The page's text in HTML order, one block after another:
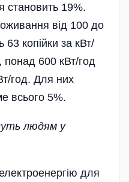
становить 19%.
від 100 до
63 копійки за кВт/
понад 600 кВт/год
год. Для них
всього 5%.
людям у
для